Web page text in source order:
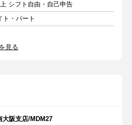
シフト自由・自己申告
ト・パート
見る
阪支店/MDM27